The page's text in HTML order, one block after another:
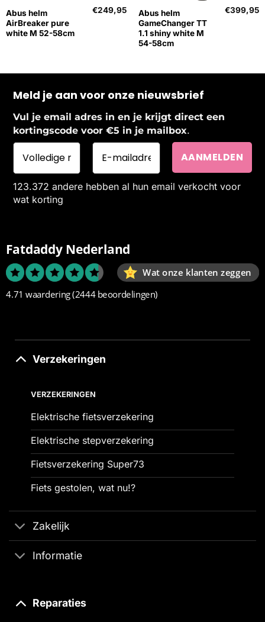
Abus helm
AirBreaker pure
white M 52-58cm
€249,95
Abus helm
GameChanger TT
1.1 shiny white M
54-58cm
€399,95
Meld je aan voor onze nieuwsbrief
Vul je email adres in en je krijgt direct een
kortingscode voor €5 in je mailbox.
123.372 andere hebben al hun email verkocht voor
wat korting
Fatdaddy Nederland
Wat onze klanten zeggen
4.71 waardering(2444 beoordelingen)
Verzekeringen
VERZEKERINGEN
Elektrische fietsverzekering
Elektrische stepverzekering
Fietsverzekering Super73
Fiets gestolen, wat nu!?
Zakelijk
Informatie
Reparaties